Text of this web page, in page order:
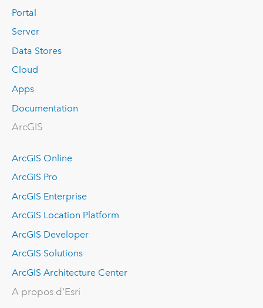
Portal
Server
Data Stores
Cloud
Apps
Documentation
ArcGIS
ArcGIS Online
ArcGIS Pro
ArcGIS Enterprise
ArcGIS Location Platform
ArcGIS Developer
ArcGIS Solutions
ArcGIS Architecture Center
A propos d'Esri